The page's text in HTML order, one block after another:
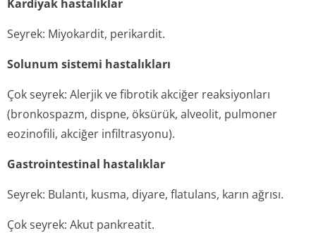
Kardiyak hastalıklar
Seyrek: Miyokardit, perikardit.
Solunum sistemi hastalıkları
Çok seyrek: Alerjik ve fibrotik akciğer reaksiyonları
(bronkospazm, dispne, öksürük, alveolit, pulmoner
eozinofili, akciğer infiltrasyonu).
Gastrointestinal hastalıklar
Seyrek: Bulantı, kusma, diyare, flatulans, karın ağrısı.
Çok seyrek: Akut pankreatit.